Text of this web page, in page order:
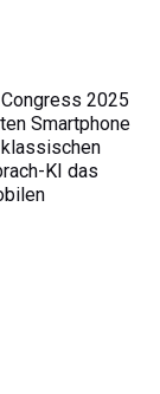
2025
Smartphone
KI das